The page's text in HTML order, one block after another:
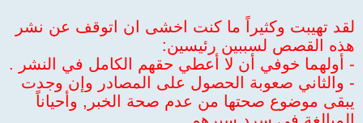
لقد تهيبت وكثيراً ما كنت اخشى ان اتوقف عن نشر
هذه القصص لسببين رئيسين:
- أولهما خوفي أن لا أعطي حقهم الكامل في النشر .
- والثاني صعوبة الحصول على المصادر وإن وجدت
يبقى موضوع صحتها من عدم صحة الخبر, وأحياناً